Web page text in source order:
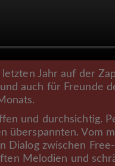
letzten Jahr auf der
auch für Freunde
und durchsichtig.
überspannten. Vom
Dialog zwischen
Melodien und